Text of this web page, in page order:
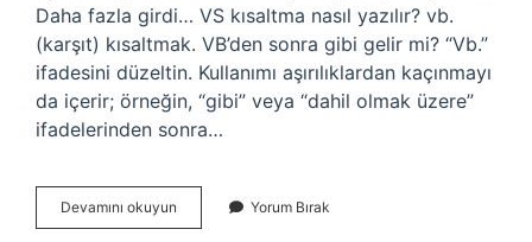
Daha fazla girdi… VS kısaltma nasıl yazılır? vb.
(karşıt) kısaltmak. VB’den sonra gibi gelir mi? “Vb.”
ifadesini düzeltin. Kullanımı aşırılıklardan kaçınmayı
da içerir; örneğin, “gibi” veya “dahil olmak üzere”
ifadelerinden sonra…
Devamını okuyun
Nasıl
Yorum Bırak